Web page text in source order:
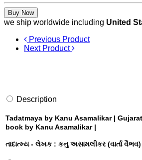
Buy Now
we ship worldwide including United
Previous Product
Next Product
Description
Tadatmaya by Kanu Asamalikar |
book by Kanu Asamalikar |
તાદાત્મ્ય - લેખક : કનુ અસામલીકર (વાર્તા વૈભવ)